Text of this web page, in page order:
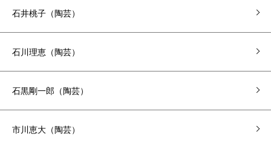
石井桃子（陶芸）
石川理恵（陶芸）
石黒剛一郎（陶芸）
市川恵大（陶芸）